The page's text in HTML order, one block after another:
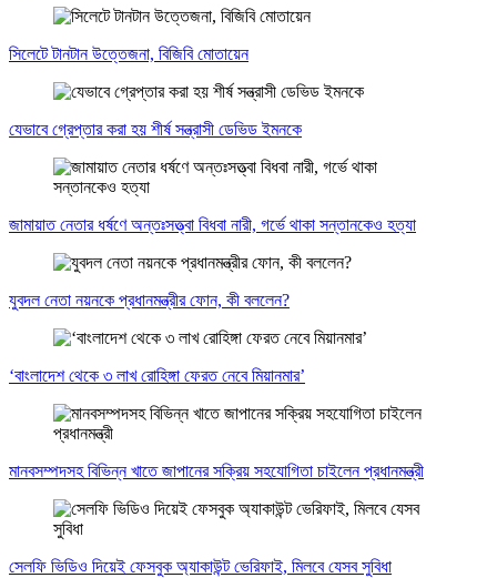
সিলেটে টানটান উত্তেজনা, বিজিবি মোতায়েন
যেভাবে গ্রেপ্তার করা হয় শীর্ষ সন্ত্রাসী ডেভিড ইমনকে
জামায়াত নেতার ধর্ষণে অন্তঃসত্ত্বা বিধবা নারী, গর্ভে থাকা সন্তানকেও হত্যা
যুবদল নেতা নয়নকে প্রধানমন্ত্রীর ফোন, কী বললেন?
‘বাংলাদেশ থেকে ৩ লাখ রোহিঙ্গা ফেরত নেবে মিয়ানমার’
মানবসম্পদসহ বিভিন্ন খাতে জাপানের সক্রিয় সহযোগিতা চাইলেন প্রধানমন্ত্রী
সেলফি ভিডিও দিয়েই ফেসবুক অ্যাকাউন্ট ভেরিফাই, মিলবে যেসব সুবিধা